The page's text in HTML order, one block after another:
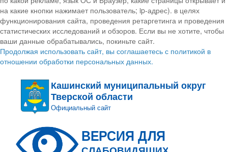
на какие кнопки нажимает пользователь; ip-адрес). в целях
функционирования сайта, проведения ретаргетинга и проведения
статистических исследований и обзоров. Если вы не хотите, чтобы
ваши данные обрабатывались, покиньте сайт.
Продолжая использовать сайт, вы соглашаетесь с политикой в
отношении обработки персональных данных.